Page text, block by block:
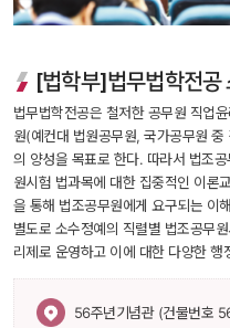
[법학부]법무법학전공
법무법학전공은 철저한 공무원 직업
원(예컨대 법원공무원, 국가공무원
의 양성을 목표로 한다. 따라서 법조
원시험 법과목에 대한 집중적인 이론
을 통해 법조공무원에게 요구되는 이
별도로 소수정예의 직렬별 법조공무
리제로 운영하고 이에 대한 다양한 행
56주년기념관 (건물번호